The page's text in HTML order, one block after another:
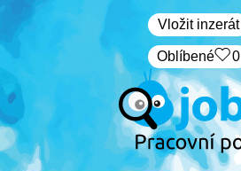
Vložit inzerát
Oblíbené 0